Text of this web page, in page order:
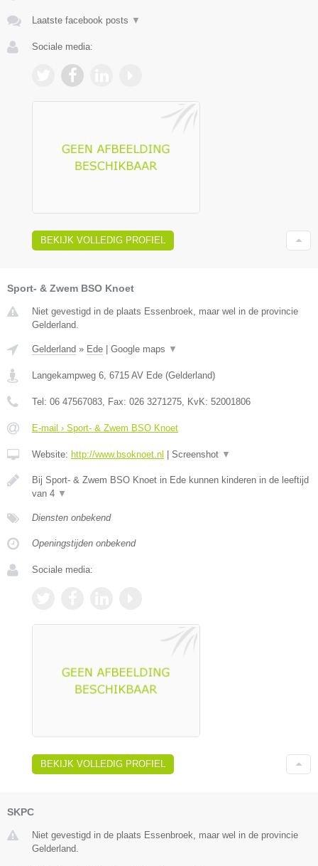
Laatste facebook posts ▼
Sociale media:
BEKIJK VOLLEDIG PROFIEL
Sport- & Zwem BSO Knoet
Niet gevestigd in de plaats Essenbroek, maar wel in de provincie
Gelderland.
Gelderland » Ede Google maps ▼
Langekampweg 6, 6715 AV Ede (Gelderland)
Tel: 06 47567083, Fax: 026 3271275, KvK: 52001806
E-mail › Sport- & Zwem BSO Knoet
Website: http://www.bsoknoet.nl Screenshot ▼
Bij Sport- & Zwem BSO Knoet in Ede kunnen kinderen in de leeftijd
van 4 ▼
Diensten onbekend
Openingstijden onbekend
Sociale media:
BEKIJK VOLLEDIG PROFIEL
SKPC
Niet gevestigd in de plaats Essenbroek, maar wel in de provincie
Gelderland.